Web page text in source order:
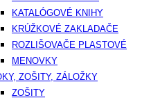
KATALÓGOVÉ KNIHY
KRÚŽKOVÉ ZAKLADAČE
ROZLIŠOVAČE PLASTOVÉ
MENOVKY
ZOŠITY, ZÁLOŽKY
ZOŠITY